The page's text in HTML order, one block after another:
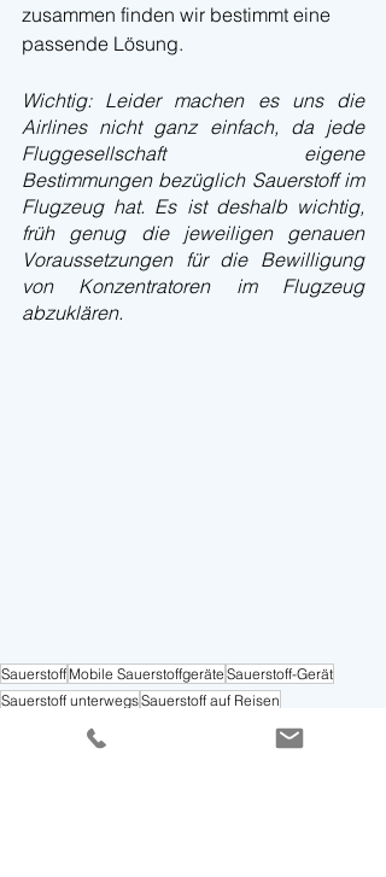
zusammen finden wir bestimmt eine
passende Lösung.
Wichtig: Leider machen es uns die
Airlines nicht ganz einfach, da jede
Fluggesellschaft eigene
Bestimmungen bezüglich Sauerstoff im
Flugzeug hat. Es ist deshalb wichtig,
früh genug die jeweiligen genauen
Voraussetzungen für die Bewilligung
von Konzentratoren im Flugzeug
abzuklären.
Sauerstoff Mobile Sauerstoffgeräte Sauerstoff-Gerät
Sauerstoff unterwegsSauerstoff auf Reisen
Reisen mit COPD
Sauerstoff im Flugzeug
Atemszugsgesteuert